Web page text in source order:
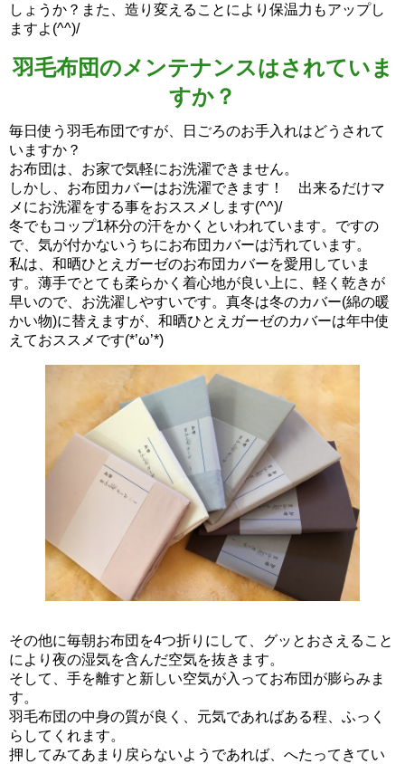
しょうか？また、造り変えることにより保温力もアップし
ますよ(^^)/
羽毛布団のメンテナンスはされていま
すか？
毎日使う羽毛布団ですが、日ごろのお手入れはどうされて
いますか？
お布団は、お家で気軽にお洗濯できません。
しかし、お布団カバーはお洗濯できます！ 出来るだけマ
メにお洗濯をする事をおススメします(^^)/
冬でもコップ1杯分の汗をかくといわれています。ですの
で、気が付かないうちにお布団カバーは汚れています。
私は、和晒ひとえガーゼのお布団カバーを愛用していま
す。薄手でとても柔らかく着心地が良い上に、軽く乾きが
早いので、お洗濯しやすいです。真冬は冬のカバー(綿の暖
かい物)に替えますが、和晒ひとえガーゼのカバーは年中使
えておススメです(*’ω’*)
その他に毎朝お布団を4つ折りにして、グッとおさえること
により夜の湿気を含んだ空気を抜きます。
そして、手を離すと新しい空気が入ってお布団が膨らみま
す。
羽毛布団の中身の質が良く、元気であればある程、ふっく
らしてくれます。
押してみてあまり戻らないようであれば、へたってきてい